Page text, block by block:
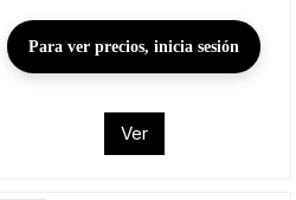
Para ver precios, inicia sesión
Ver